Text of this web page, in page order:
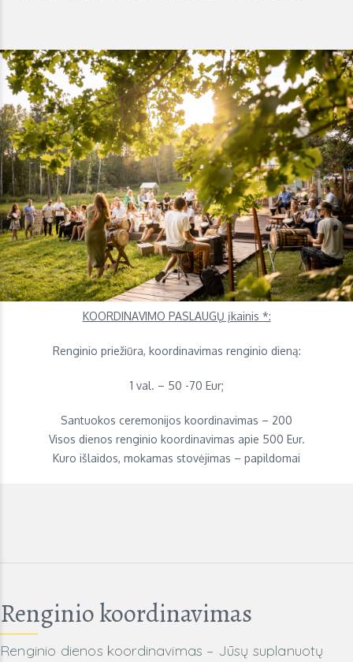
KOORDINAVIMO PASLAUGŲ įkainis *:
Renginio priežiūra, koordinavimas renginio dieną:
1 val. – 50 -70 Eur;
Santuokos ceremonijos koordinavimas – 200
Visos dienos renginio koordinavimas apie 500 Eur.
Kuro išlaidos, mokamas stovėjimas – papildomai
Renginio koordinavimas
Renginio dienos koordinavimas – Jūsų suplanuotų